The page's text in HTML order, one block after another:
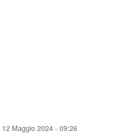
12 Maggio 2024 - 09:26